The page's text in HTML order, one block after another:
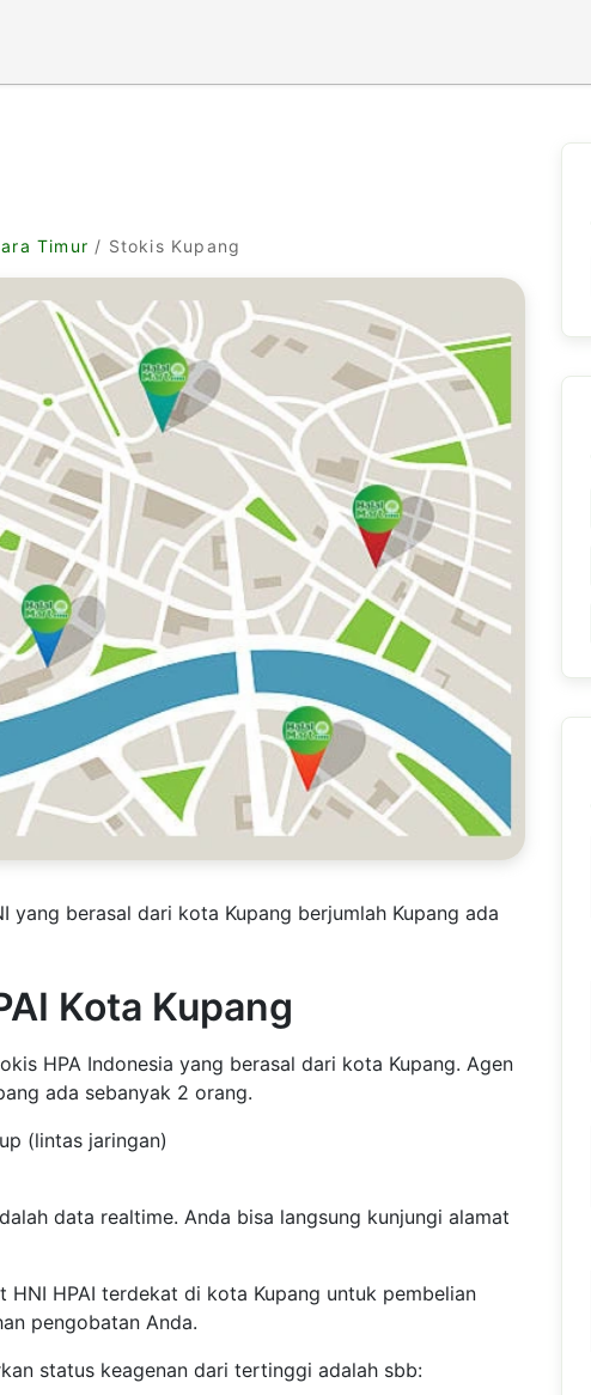
Timur / Stokis Kupang
berasal dari kota Kupang berjumlah Kupang ada
Kota Kupang
HPA Indonesia yang berasal dari kota Kupang. Agen
ada sebanyak 2 orang.
(lintas jaringan)
data realtime. Anda bisa langsung kunjungi alamat
HNI HPAI terdekat di kota Kupang untuk pembelian
pengobatan Anda.
status keagenan dari tertinggi adalah sbb: